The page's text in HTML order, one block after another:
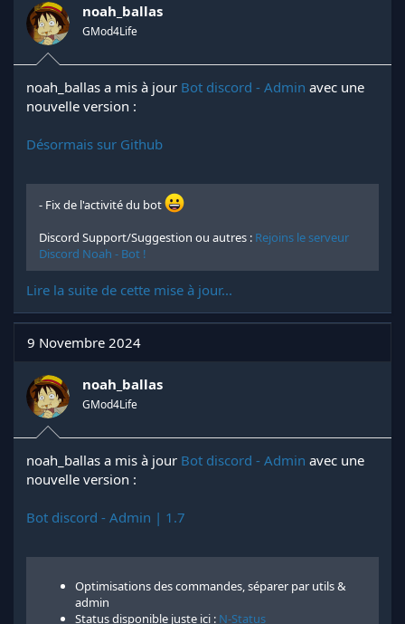
noah_ballas
GMod4Life
noah_ballas a mis à jour Bot discord - Admin avec une
nouvelle version :
Désormais sur Github
- Fix de l'activité du bot
Discord Support/Suggestion ou autres : Rejoins le serveur
Discord Noah - Bot !
Lire la suite de cette mise à jour...
9 Novembre 2024
noah_ballas
GMod4Life
noah_ballas a mis à jour Bot discord - Admin avec une
nouvelle version :
Bot discord - Admin | 1.7
Optimisations des commandes, séparer par utils &
admin
Status disponible juste ici : N-Status